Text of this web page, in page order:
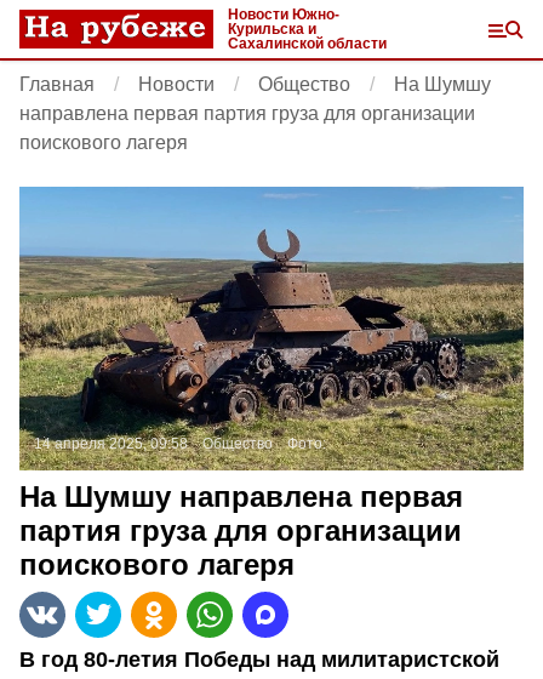
Новости Южно-
Курильска и
Сахалинской области
Главная Новости Общество
На Шумшу
направлена первая партия груза для организации
поискового лагеря
14 апреля 2025, 09:58 Общество Фото:
На Шумшу направлена первая
партия груза для организации
поискового лагеря
В год 80-летия Победы над милитаристской